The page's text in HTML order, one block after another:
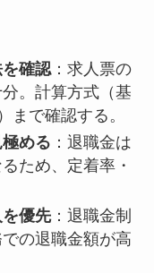
確認：求人票の
。計算方式（基
まで確認する。
める ：退職金は
ため、定着率・
優先：退職金制
の退職金額が高